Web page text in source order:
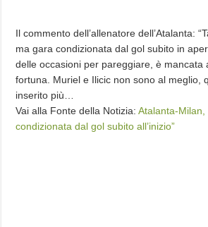
Il commento dell’allenatore dell’Atalanta:
ma gara condizionata dal gol subito in
delle occasioni per pareggiare, è mancata
fortuna. Muriel e Ilicic non sono al meglio,
inserito più…
Vai alla Fonte della Notizia:Atalanta-Milan,
condizionata dal gol subito all’inizio”